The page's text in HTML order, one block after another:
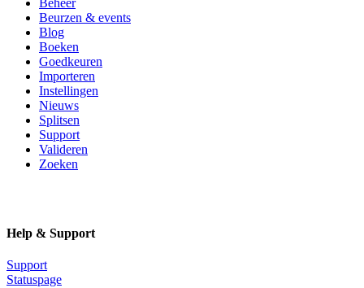
Beurzen & events
Blog
Boeken
Goedkeuren
Importeren
Instellingen
Nieuws
Splitsen
Support
Valideren
Zoeken
Help & Support
Support
Statuspage